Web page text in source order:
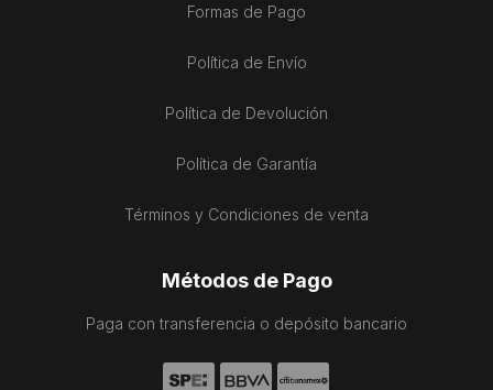
Formas de Pago
Política de Envío
Política de Devolución
Política de Garantía
Términos y Condiciones de venta
Métodos de Pago
Paga con transferencia o depósito bancario